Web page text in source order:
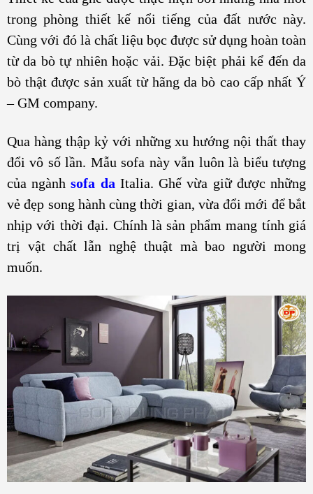
trong phòng thiết kế nổi tiếng của đất nước này.
Cùng với đó là chất liệu bọc được sử dụng hoàn toàn
từ da bò tự nhiên hoặc vải. Đặc biệt phải kể đến da
bò thật được sản xuất từ hãng da bò cao cấp nhất Ý
– GM company.
Qua hàng thập kỷ với những xu hướng nội thất thay
đổi vô số lần. Mẫu sofa này vẫn luôn là biểu tượng
của ngànhsofa da Italia. Ghế vừa giữ được những
vẻ đẹp song hành cùng thời gian, vừa đổi mới để bắt
nhịp với thời đại. Chính là sản phẩm mang tính giá
trị vật chất lẫn nghệ thuật mà bao người mong
muốn.